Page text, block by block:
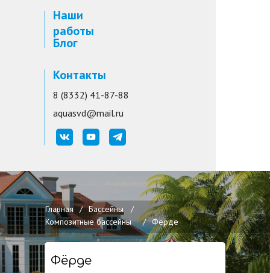
Наши
работы
Блог
Контакты
8 (8332) 41-87-88
aquasvd@mail.ru
Главная Бассейны
/
/
Композитные бассейны
Фёрде
/ Фёрде